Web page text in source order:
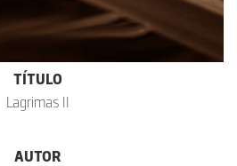
TÍTULO
Lagrimas II
AUTOR